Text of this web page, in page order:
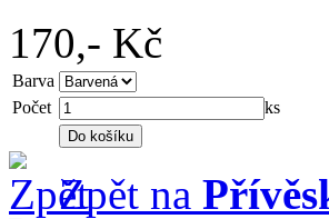
170,- Kč
Barva
Počet
ks
Zpět na